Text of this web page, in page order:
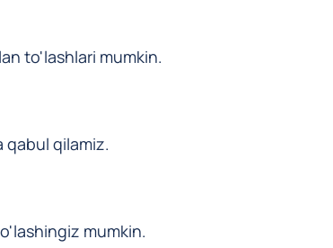
to'lashlari mumkin.
qabul qilamiz.
mumkin.